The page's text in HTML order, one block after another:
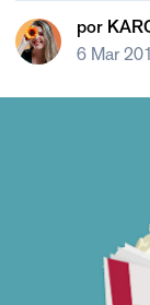
por
6 Mar